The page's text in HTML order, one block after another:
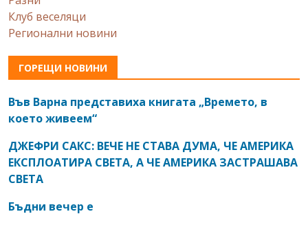
Клуб веселяци
Регионални новини
ГОРЕЩИ НОВИНИ
Във Варна представиха книгата „Времето, в
което живеем“
ДЖЕФРИ САКС: ВЕЧЕ НЕ СТАВА ДУМА, ЧЕ АМЕРИКА
ЕКСПЛОАТИРА СВЕТА, А ЧЕ АМЕРИКА ЗАСТРАШАВА
СВЕТА
Бъдни вечер е